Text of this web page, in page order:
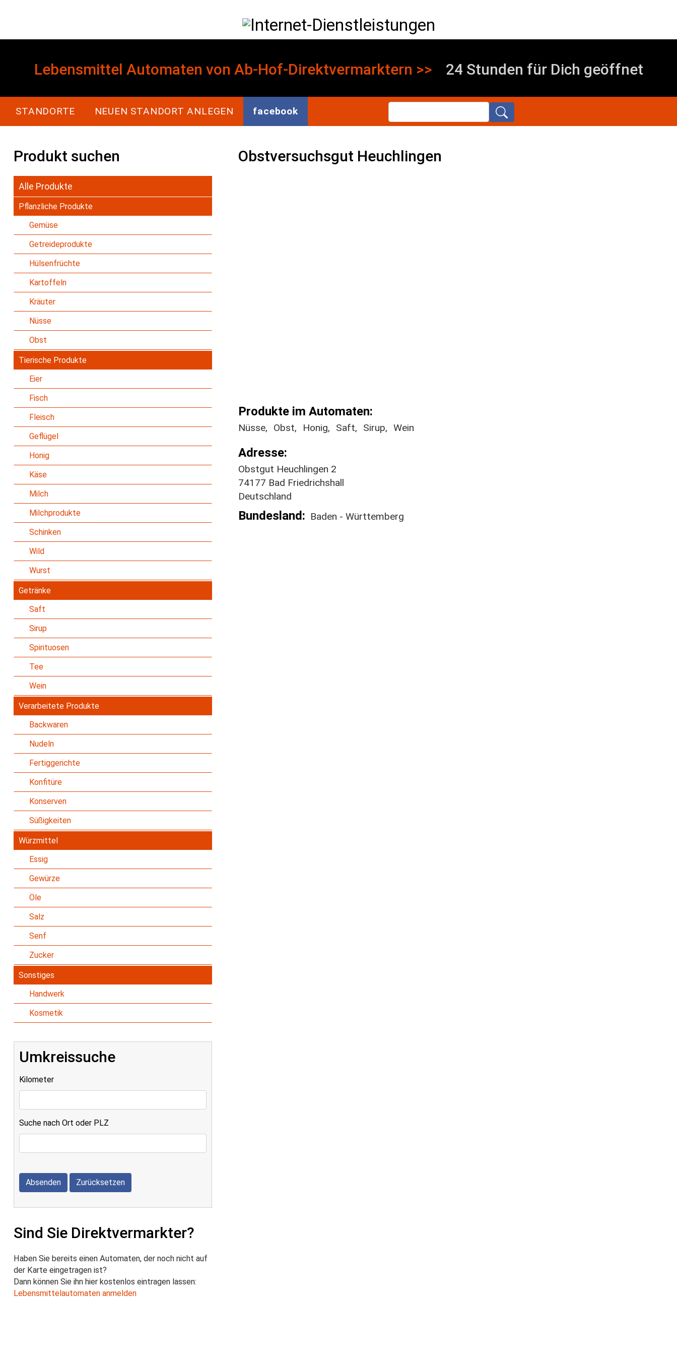
Internet-Dienstleistungen
Lebensmittel Automaten von Ab-Hof-Direktvermarktern >> 24 Stunden für Dich geöffnet
STANDORTE NEUEN STANDORT ANLEGEN facebook
Search
Obstversuchsgut Heuchlingen
Produkte im Automaten
Nüsse Obst Honig Saft Sirup Wein
Adresse
Obstgut Heuchlingen 2
74177 Bad Friedrichshall
Deutschland
Bundesland Baden - Württemberg
Produkt suchen
Alle Produkte
Pflanzliche Produkte
Gemüse
Getreideprodukte
Hülsenfrüchte
Kartoffeln
Kräuter
Nüsse
Obst
Tierische Produkte
Eier
Fisch
Fleisch
Geflügel
Honig
Käse
Milch
Milchprodukte
Schinken
Wild
Wurst
Getränke
Saft
Sirup
Spirituosen
Tee
Wein
Verarbeitete Produkte
Backwaren
Nudeln
Fertiggerichte
Konfitüre
Konserven
Süßigkeiten
Würzmittel
Essig
Gewürze
Öle
Salz
Senf
Zucker
Sonstiges
Handwerk
Kosmetik
Umkreissuche
Kilometer
Suche nach Ort oder PLZ
Absenden Zurücksetzen
Sind Sie Direktvermarkter?
Haben Sie bereits einen Automaten, der noch nicht auf
der Karte eingetragen ist?
Dann können Sie ihn hier kostenlos eintragen lassen:
Lebensmittelautomaten anmelden